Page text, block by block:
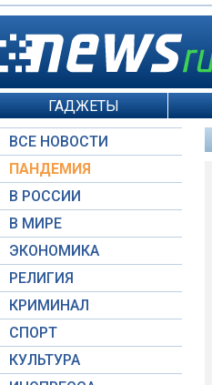
ГАДЖЕТЫ
ВСЕ НОВОСТИ
ПАНДЕМИЯ
В РОССИИ
В МИРЕ
ЭКОНОМИКА
РЕЛИГИЯ
КРИМИНАЛ
СПОРТ
КУЛЬТУРА